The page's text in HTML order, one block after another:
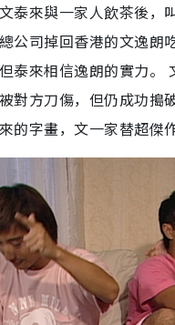
泰來與一家人飲茶後，
公司掉回香港的文逸朗
泰來相信逸朗的實力。
對方刀傷，但仍成功搗
的字畫，文一家替超傑